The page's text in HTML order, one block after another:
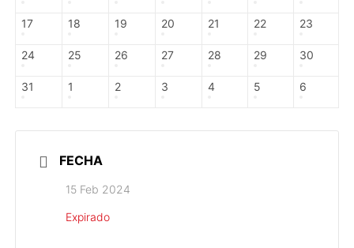
17 18 19 20 21 22 23
24 25 26 27 28 29 30
31 1 2 3 4 5 6
FECHA
15 Feb 2024
Expirado